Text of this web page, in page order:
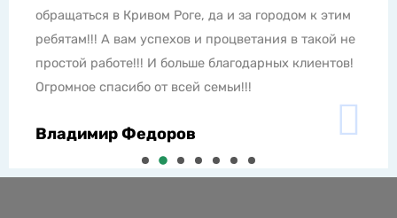
в Кривом Роге, да и за городом к этим
вам успехов и процветания в такой не
И больше благодарных клиентов!
от всей семьи!!!
Федоров
Юлия